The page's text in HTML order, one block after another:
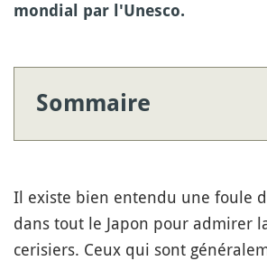
mondial par l'Unesco.
Sommaire
Il existe bien entendu une foule
dans tout le Japon pour admirer
cerisiers. Ceux qui sont